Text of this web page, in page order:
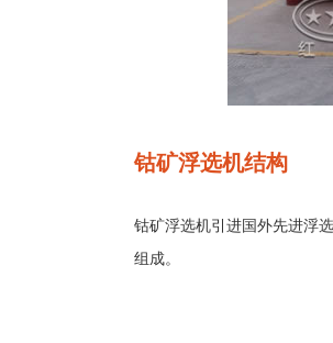
钴矿浮选机结构
钴矿浮选机引进国外先进浮
组成。